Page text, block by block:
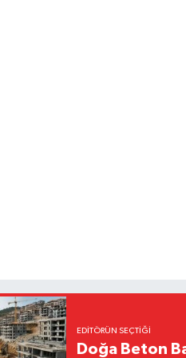
EDITÖRÜN SEÇTIĞI
Doğa Beton